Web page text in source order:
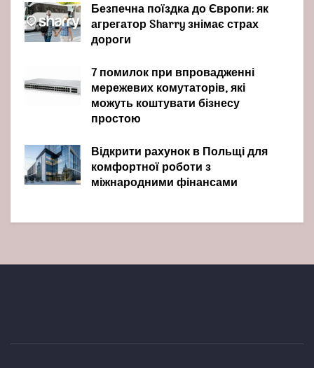
Безпечна поїздка до Європи: як
агрегатор Sharry знімає страх
дороги
7 помилок при впровадженні
мережевих комутаторів, які
можуть коштувати бізнесу
простою
Відкрити рахунок в Польщі для
комфортної роботи з
міжнародними фінансами